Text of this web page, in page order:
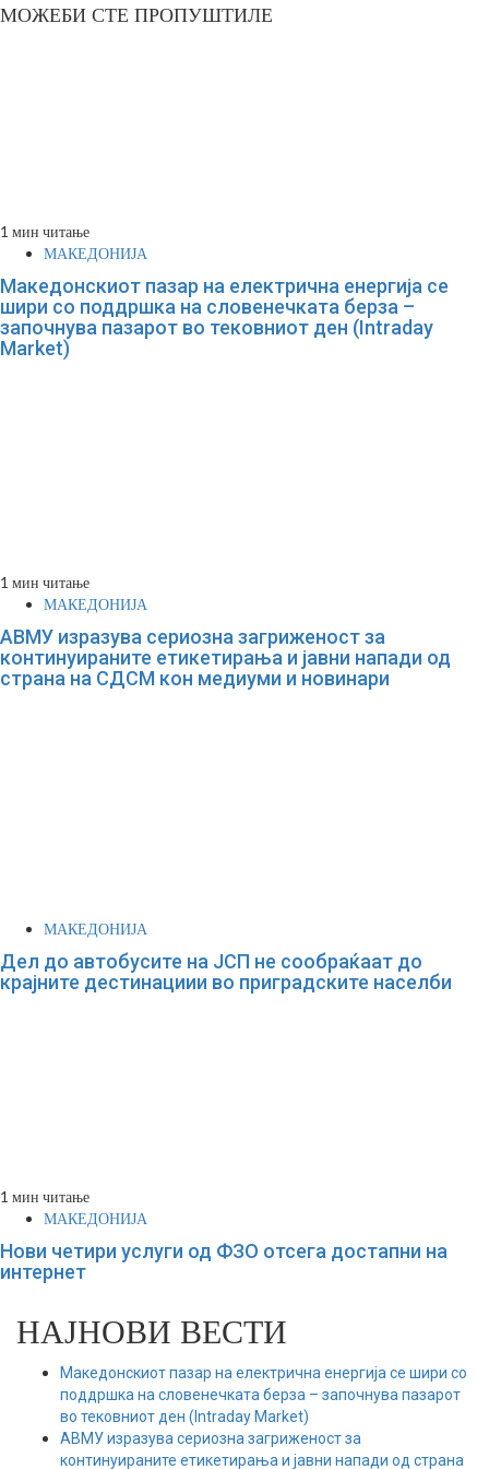
МОЖЕБИ СТЕ ПРОПУШТИЛЕ
1 мин читање
МАКЕДОНИЈА
Македонскиот пазар на електрична енергија се
шири со поддршка на словенечката берза –
започнува пазарот во тековниот ден (Intraday
Market)
1 мин читање
МАКЕДОНИЈА
АВМУ изразува сериозна загриженост за
континуираните етикетирања и јавни напади од
страна на СДСМ кон медиуми и новинари
МАКЕДОНИЈА
Дел до автобусите на ЈСП не сообраќаат до
крајните дестинациии во приградските населби
1 мин читање
МАКЕДОНИЈА
Нови четири услуги од ФЗО отсега достапни на
интернет
НАЈНОВИ ВЕСТИ
Македонскиот пазар на електрична енергија се шири со
поддршка на словенечката берза – започнува пазарот
во тековниот ден (Intraday Market)
АВМУ изразува сериозна загриженост за
континуираните етикетирања и јавни напади од страна